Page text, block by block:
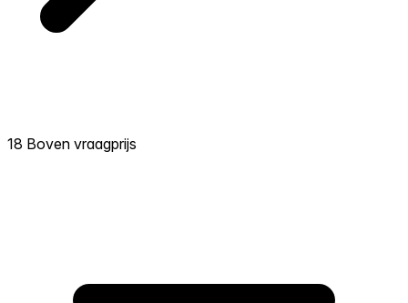
18 Boven vraagprijs